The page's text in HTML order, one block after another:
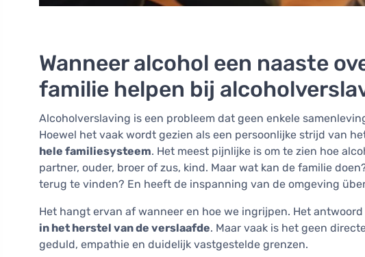
Wanneer alcohol een naaste
familie helpen bij
Alcoholverslaving is een probleem dat geen enkele
Hoewel het vaak wordt gezien als een persoonlijke strijd van
hele familiesysteem. Het meest pijnlijke is om te zien hoe
partner, ouder, broer of zus, kind. Maar wat kan de familie
terug te vinden? En heeft de inspanning van de omgeving
Het hangt ervan af wanneer en hoe we ingrijpen. Het antwoord
in het herstel van de verslaafde. Maar vaak is het geen
geduld, empathie en duidelijk vastgestelde grenzen.